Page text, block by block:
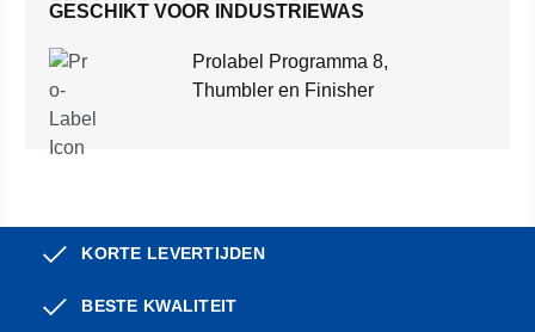
GESCHIKT VOOR INDUSTRIEWAS
Prolabel Programma 8,
Thumbler en Finisher
KORTE LEVERTIJDEN
BESTE KWALITEIT